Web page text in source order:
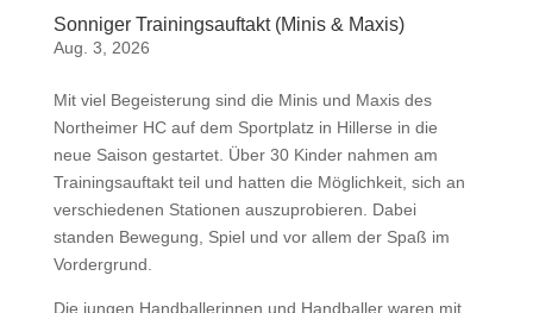
Sonniger Trainingsauftakt (Minis & Maxis)
Aug. 3, 2026
Mit viel Begeisterung sind die Minis und Maxis des
Northeimer HC auf dem Sportplatz in Hillerse in die
neue Saison gestartet. Über 30 Kinder nahmen am
Trainingsauftakt teil und hatten die Möglichkeit, sich an
verschiedenen Stationen auszuprobieren. Dabei
standen Bewegung, Spiel und vor allem der Spaß im
Vordergrund.
Die jungen Handballerinnen und Handballer waren mit